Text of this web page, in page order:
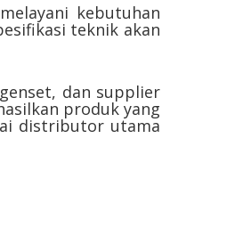
kebutuhan
teknik akan
dan supplier
produk yang
distributor utama